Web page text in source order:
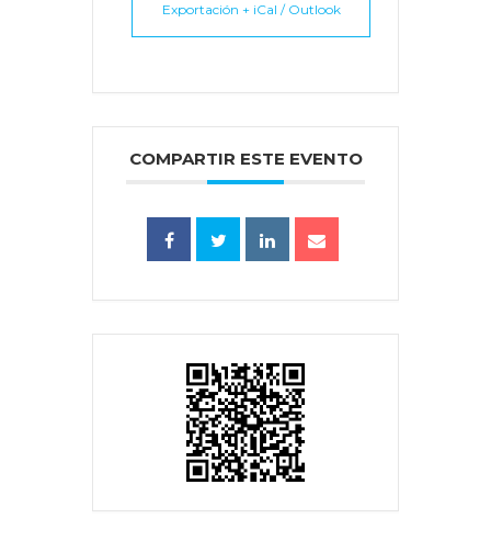
Exportación + iCal / Outlook
COMPARTIR ESTE EVENTO